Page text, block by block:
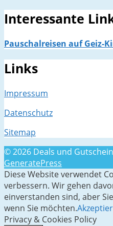
Interessante
Pauschalreisen auf Geiz-
Links
Impressum
Datenschutz
Sitemap
© 2026 Deals und
GeneratePress
Diese Website verwendet
verbessern. Wir gehen
einverstanden sind, aber
wenn Sie möchten.
Privacy & Cookies Policy